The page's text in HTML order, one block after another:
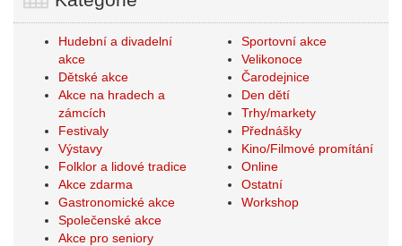
Hudební a divadelní
akce
Dětské akce
Akce na hradech a
zámcích
Festivaly
Výstavy
Folklor a lidové tradice
Akce zdarma
Gastronomické akce
Společenské akce
Akce pro seniory
Sportovní akce
Velikonoce
Čarodejnice
Den dětí
Trhy/markety
Přednášky
Kino/Filmové promítání
Online
Ostatní
Workshop